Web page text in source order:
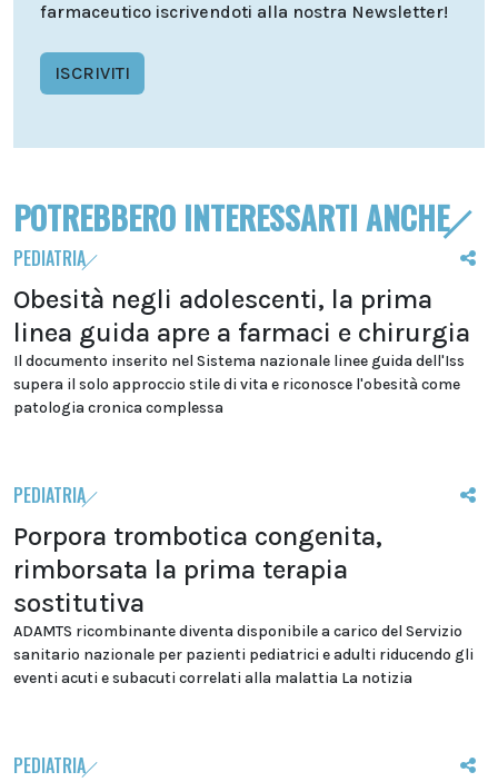
farmaceutico iscrivendoti alla nostra Newsletter!
ISCRIVITI
POTREBBERO INTERESSARTI ANCHE
PEDIATRIA
Obesità negli adolescenti, la prima
linea guida apre a farmaci e chirurgia
Il documento inserito nel Sistema nazionale linee guida dell'Iss
supera il solo approccio stile di vita e riconosce l'obesità come
patologia cronica complessa
PEDIATRIA
Porpora trombotica congenita,
rimborsata la prima terapia
sostitutiva
ADAMTS ricombinante diventa disponibile a carico del Servizio
sanitario nazionale per pazienti pediatrici e adulti riducendo gli
eventi acuti e subacuti correlati alla malattia La notizia
PEDIATRIA